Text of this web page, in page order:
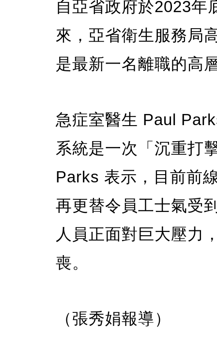
自亞省政府於2023年
來，亞省衛生服務局
是最新一名離職的高
急症室醫生 Paul
系統是一次「沉重打
Parks 表示，目前前
再更替令員工士氣受
人員正面對巨大壓力
喪。
（張秀娟報導）